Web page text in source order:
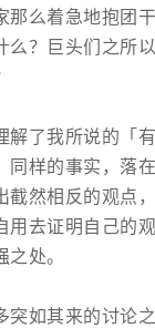
那么着急地抱团
么？巨头们之所
解了我所说的「
同样的事实，落
截然相反的观点
用去证明自己的
处。
突如其来的讨论